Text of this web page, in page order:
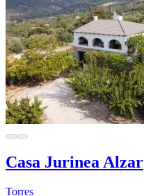
Casa Jurinea Alzar
Torres